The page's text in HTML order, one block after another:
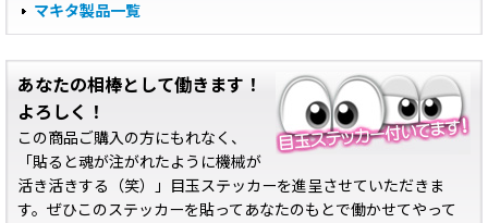
マキタ製品一覧
あなたの相棒として働きます！
よろしく！
この商品ご購入の方にもれなく、
「貼ると魂が注がれたように機械が
活き活きする（笑）」目玉ステッカーを進呈させていただきま
す。ぜひこのステッカーを貼ってあなたのもとで働かせてやって